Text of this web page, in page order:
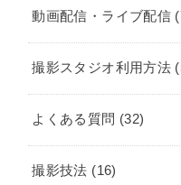
動画配信・ライブ配信
撮影スタジオ利用方法
よくある質問 (32)
撮影技法 (16)